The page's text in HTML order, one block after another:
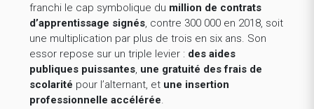
franchi le cap symbolique du million de contrats
d’apprentissage signés, contre 300 000 en 2018, soit
une multiplication par plus de trois en six ans. Son
essor repose sur un triple levier : des aides
publiques puissantes, une gratuité des frais de
scolarité pour l’alternant, et une insertion
professionnelle accélérée.